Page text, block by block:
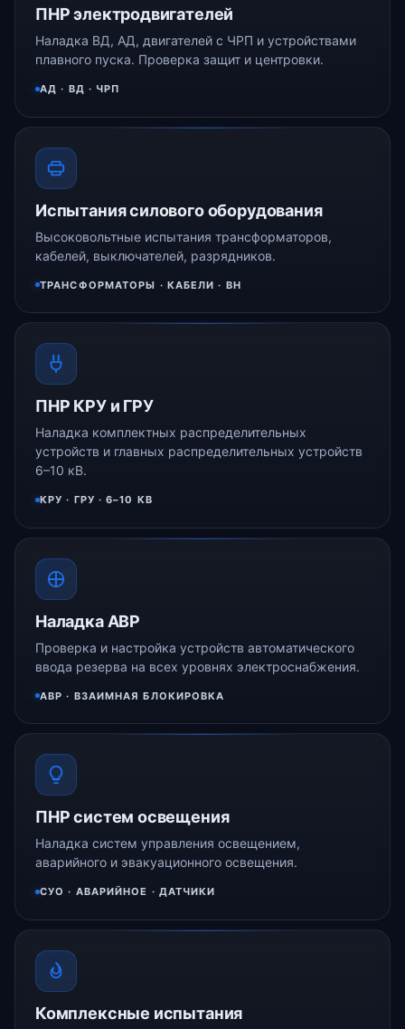
ПНР электродвигателей
Наладка ВД, АД, двигателей с ЧРП и устройствами
плавного пуска. Проверка защит и центровки.
АД · ВД · ЧРП
Испытания силового оборудования
Высоковольтные испытания трансформаторов,
кабелей, выключателей, разрядников.
ТРАНСФОРМАТОРЫ · КАБЕЛИ · ВН
ПНР КРУ и ГРУ
Наладка комплектных распределительных
устройств и главных распределительных устройств
6–10 кВ.
КРУ · ГРУ · 6–10 КВ
Наладка АВР
Проверка и настройка устройств автоматического
ввода резерва на всех уровнях электроснабжения.
АВР · ВЗАИМНАЯ БЛОКИРОВКА
ПНР систем освещения
Наладка систем управления освещением,
аварийного и эвакуационного освещения.
СУО · АВАРИЙНОЕ · ДАТЧИКИ
Комплексные испытания